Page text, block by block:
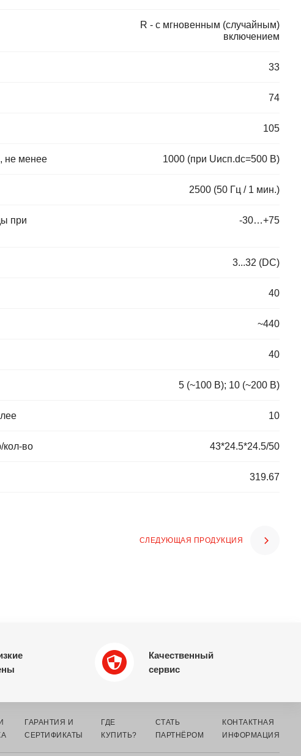
R - с мгновенным (случайным)
включением
33
74
105
не менее 1000 (при Uисп.dc=500 В)
2500 (50 Гц / 1 мин.)
при
-30…+75
3...32 (DC)
40
~440
40
5 (~100 В); 10 (~200 В)
10
кол-во 43*24.5*24.5/50
319.67
СЛЕДУЮЩАЯ ПРОДУКЦИЯ
Качественный
сервис
ГАРАНТИЯ И
СЕРТИФИКАТЫ
ГДЕ
КУПИТЬ?
СТАТЬ
ПАРТНЁРОМ
КОНТАКТНАЯ
ИНФОРМАЦИЯ